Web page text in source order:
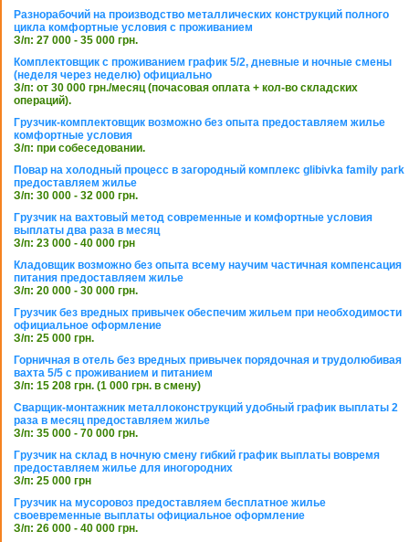
Разнорабочий на производство металлических конструкций полного
цикла комфортные условия с проживанием
З/п: 27 000 - 35 000 грн.
Комплектовщик с проживанием график 5/2, дневные и ночные смены
(неделя через неделю) официально
З/п: от 30 000 грн./месяц (почасовая оплата + кол-во складских
операций).
Грузчик-комплектовщик возможно без опыта предоставляем жилье
комфортные условия
З/п: при собеседовании.
Повар на холодный процесс в загородный комплекс glibivka family park
предоставляем жилье
З/п: 30 000 - 32 000 грн.
Грузчик на вахтовый метод современные и комфортные условия
выплаты два раза в месяц
З/п: 23 000 - 40 000 грн
Кладовщик возможно без опыта всему научим частичная компенсация
питания предоставляем жилье
З/п: 20 000 - 30 000 грн.
Грузчик без вредных привычек обеспечим жильем при необходимости
официальное оформление
З/п: 25 000 грн.
Горничная в отель без вредных привычек порядочная и трудолюбивая
вахта 5/5 с проживанием и питанием
З/п: 15 208 грн. (1 000 грн. в смену)
Сварщик-монтажник металлоконструкций удобный график выплаты 2
раза в месяц предоставляем жилье
З/п: 35 000 - 70 000 грн.
Грузчик на склад в ночную смену гибкий график выплаты вовремя
предоставляем жилье для иногородних
З/п: 25 000 грн
Грузчик на мусоровоз предоставляем бесплатное жилье
своевременные выплаты официальное оформление
З/п: 26 000 - 40 000 грн.